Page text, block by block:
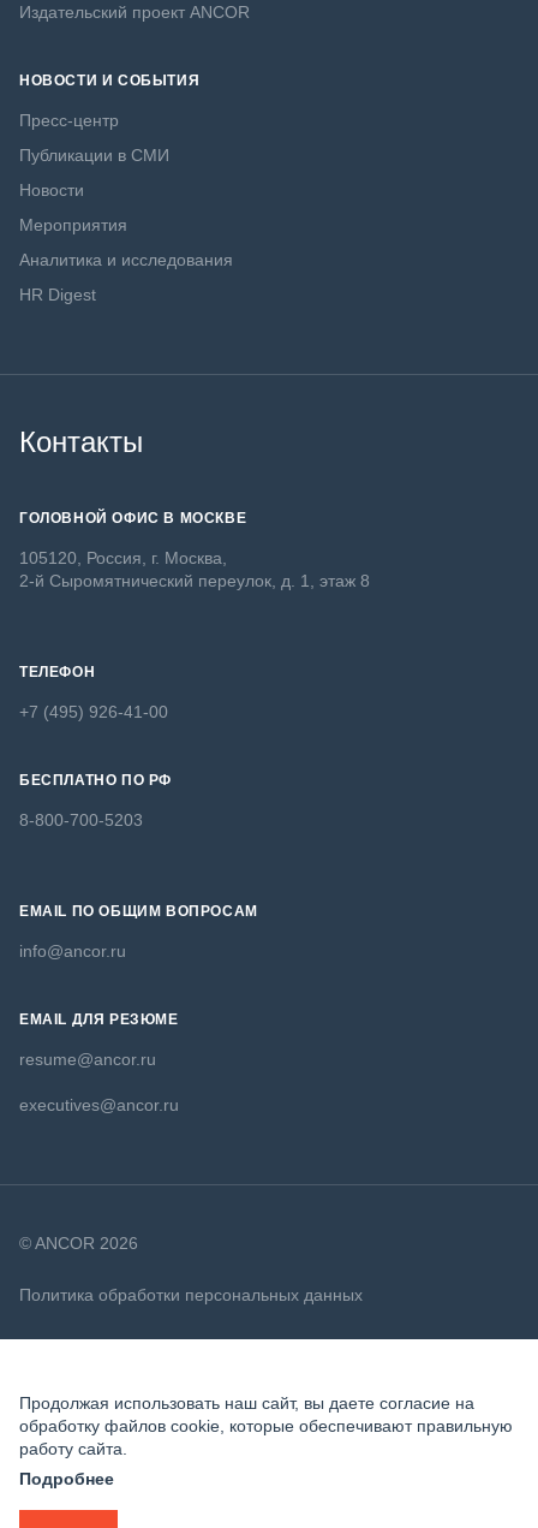
Издательский проект ANCOR
НОВОСТИ И СОБЫТИЯ
Пресс-центр
Публикации в СМИ
Новости
Мероприятия
Аналитика и исследования
HR Digest
Контакты
ГОЛОВНОЙ ОФИС В МОСКВЕ
105120, Россия, г. Москва,
2-й Сыромятнический переулок, д. 1, этаж 8
ТЕЛЕФОН
+7 (495) 926-41-00
БЕСПЛАТНО ПО РФ
8-800-700-5203
EMAIL ПО ОБЩИМ ВОПРОСАМ
info@ancor.ru
EMAIL ДЛЯ РЕЗЮМЕ
resume@ancor.ru
executives@ancor.ru
© ANCOR 2026
Политика обработки персональных данных
Продолжая использовать наш сайт, вы даете согласие на
обработку файлов cookie, которые обеспечивают правильную
работу сайта.
Подробнее